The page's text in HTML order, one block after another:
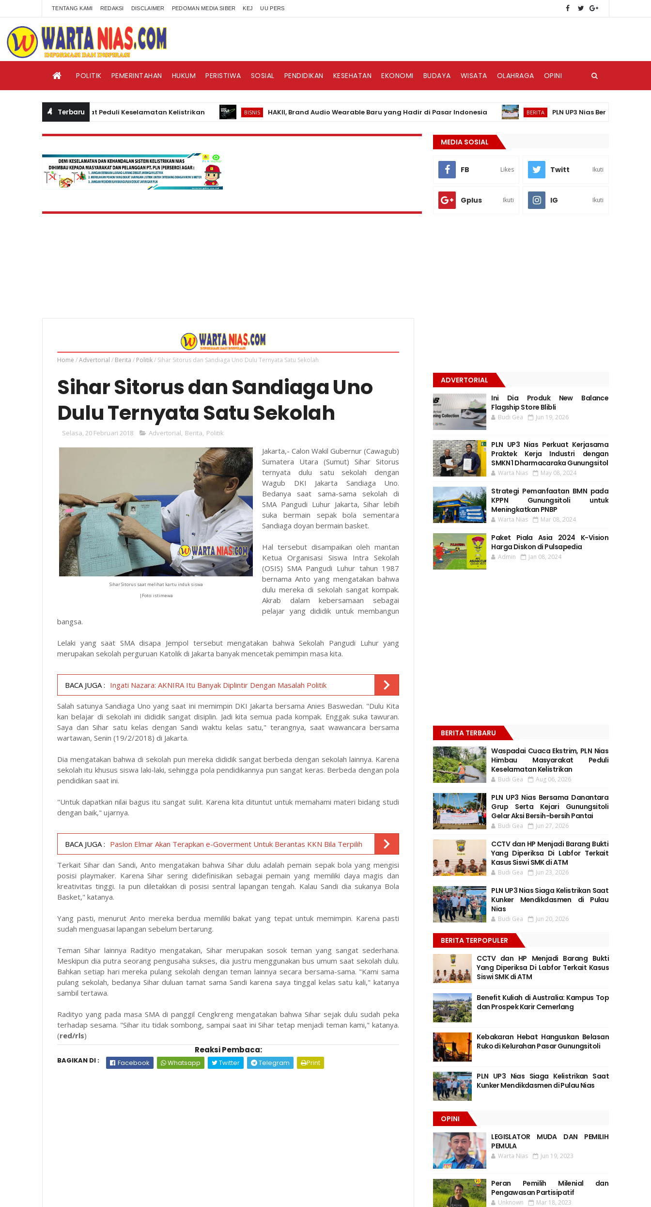
TENTANG KAMI REDAKSI DISCLAIMER PEDOMAN MEDIA SIBER KEJ UU PERS
POLITIK PEMERINTAHAN HUKUM PERISTIWA SOSIAL PENDIDIKAN KESEHATAN EKONOMI BUDAYA WISATA OLAHRAGA OPINI
Terbaru
Himbau Masyarakat Peduli Keselamatan Kelistrikan BISNIS HAKII, Brand Audio Wearable Baru yang Hadir di Pasar Indonesia BERITA PLN UP3 Nias Bersama Danantara
Home /Advertorial / Berita / Politik/ Sihar Sitorus dan Sandiaga Uno Dulu Ternyata Satu Sekolah
Sihar Sitorus dan Sandiaga Uno
Dulu Ternyata Satu Sekolah
Selasa, 20 Februari 2018 Advertorial Berita Politik
Sihar Sitorus saat melihat kartu induk siswa
|Foto: istimewa
Jakarta,- Calon Wakil Gubernur (Cawagub)
Sumatera Utara (Sumut) Sihar Sitorus
ternyata dulu satu sekolah dengan
Wagub DKI Jakarta Sandiaga Uno.
Bedanya saat sama-sama sekolah di
SMA Pangudi Luhur Jakarta, Sihar lebih
suka bermain sepak bola sementara
Sandiaga doyan bermain basket.
Hal tersebut disampaikan oleh mantan
Ketua Organisasi Siswa Intra Sekolah
(OSIS) SMA Pangudi Luhur tahun 1987
bernama Anto yang mengatakan bahwa
dulu mereka di sekolah sangat kompak.
Akrab dalam kebersamaan sebagai
pelajar yang dididik untuk membangun
bangsa.
Lelaki yang saat SMA disapa Jempol tersebut mengatakan bahwa Sekolah Pangudi Luhur yang
merupakan sekolah perguruan Katolik di Jakarta banyak mencetak pemimpin masa kita.
BACA JUGA : Ingati Nazara: AKNIRA Itu Banyak Diplintir Dengan Masalah Politik
Salah satunya Sandiaga Uno yang saat ini memimpin DKI Jakarta bersama Anies Baswedan. "Dulu Kita
kan belajar di sekolah ini dididik sangat disiplin. Jadi kita semua pada kompak. Enggak suka tawuran.
Saya dan Sihar satu kelas dengan Sandi waktu kelas satu," terangnya, saat wawancara bersama
wartawan, Senin (19/2/2018) di Jakarta.
Dia mengatakan bahwa di sekolah pun mereka dididik sangat berbeda dengan sekolah lainnya. Karena
sekolah itu khusus siswa laki-laki, sehingga pola pendidikannya pun sangat keras. Berbeda dengan pola
pendidikan saat ini.
"Untuk dapatkan nilai bagus itu sangat sulit. Karena kita dituntut untuk memahami materi bidang studi
dengan baik," ujarnya.
BACA JUGA : Paslon Elmar Akan Terapkan e-Goverment Untuk Berantas KKN Bila Terpilih
Terkait Sihar dan Sandi, Anto mengatakan bahwa Sihar dulu adalah pemain sepak bola yang mengisi
posisi playmaker. Karena Sihar sering didefinisikan sebagai pemain yang memiliki daya magis dan
kreativitas tinggi. Ia pun diletakkan di posisi sentral lapangan tengah. Kalau Sandi dia sukanya Bola
Basket," katanya.
Yang pasti, menurut Anto mereka berdua memiliki bakat yang tepat untuk memimpin. Karena pasti
sudah menguasai lapangan sebelum bertarung.
Teman Sihar lainnya Radityo mengatakan, Sihar merupakan sosok teman yang sangat sederhana.
Meskipun dia putra seorang pengusaha sukses, dia justru menggunakan bus umum saat sekolah dulu.
Bahkan setiap hari mereka pulang sekolah dengan teman lainnya secara bersama-sama. "Kami sama
pulang sekolah, bedanya Sihar duluan tamat sama Sandi karena saya tinggal kelas satu kali," katanya
sambil tertawa.
Radityo yang pada masa SMA di panggil Cengkreng mengatakan bahwa Sihar sejak dulu sudah peka
terhadap sesama. "Sihar itu tidak sombong, sampai saat ini Sihar tetap menjadi teman kami," katanya.
(red/rls)
Reaksi Pembaca:
BAGIKAN DI : Facebook Whatsapp Twitter Telegram Print
MEDIA SOSIAL
FB Likes Twitt Ikuti
Gplus Ikuti IG Ikuti
ADVERTORIAL
Ini Dia Produk New Balance
Flagship Store Blibli
Budi Gea Jun 19, 2026
PLN UP3 Nias Perkuat Kerjasama
Praktek Kerja Industri dengan
SMKN 1 Dharmacaraka Gunungsitol
Warta Nias May 08, 2024
Strategi Pemanfaatan BMN pada
KPPN Gunungsitoli untuk
Meningkatkan PNBP
Warta Nias Mar 08, 2024
Paket Piala Asia 2024 K-Vision
Harga Diskon di Pulsapedia
Admin Jan 08, 2024
BERITA TERBARU
Waspadai Cuaca Ekstrim, PLN Nias
Himbau Masyarakat Peduli
Keselamatan Kelistrikan
Budi Gea Aug 06, 2026
PLN UP3 Nias Bersama Danantara
Grup Serta Kejari Gunungsitoli
Gelar Aksi Bersih-bersih Pantai
Budi Gea Jun 27, 2026
CCTV dan HP Menjadi Barang Bukti
Yang Diperiksa Di Labfor Terkait
Kasus Siswi SMK di ATM
Budi Gea Jun 23, 2026
PLN UP3 Nias Siaga Kelistrikan Saat
Kunker Mendikdasmen di Pulau
Nias
Budi Gea Jun 20, 2026
BERITA TERPOPULER
CCTV dan HP Menjadi Barang Bukti
Yang Diperiksa Di Labfor Terkait Kasus
Siswi SMK di ATM
Benefit Kuliah di Australia: Kampus Top
dan Prospek Karir Cemerlang
Kebakaran Hebat Hanguskan Belasan
Ruko di Kelurahan Pasar Gunungsitoli
PLN UP3 Nias Siaga Kelistrikan Saat
Kunker Mendikdasmen di Pulau Nias
OPINI
LEGISLATOR MUDA DAN PEMILIH
PEMULA
Warta Nias Jun 19, 2023
Peran Pemilih Milenial dan
Pengawasan Partisipatif
Unknown Mar 18, 2023